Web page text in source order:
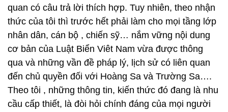
quan có câu trả lời thích hợp. Tuy nhiên, theo nhận
thức của tôi thì trước hết phải làm cho mọi tầng lớp
nhân dân, cán bộ , chiến sỹ… nắm vững nội dung
cơ bản của Luật Biển Viêt Nam vừa được thông
qua và những vần đề pháp lý, lịch sử có liên quan
đến chủ quyền đối với Hoàng Sa và Trường Sa….
Theo tôi , những thông tin, kiến thức đó đang là nhu
cầu cấp thiết, là đòi hỏi chính đáng của mọi người